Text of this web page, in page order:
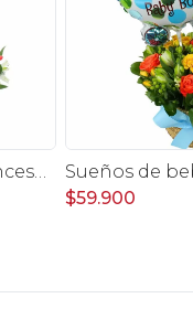
Nacimiento de princesa - Arreglo floral para nacimiento de niña en canasto con globo y pizarra
$59.900